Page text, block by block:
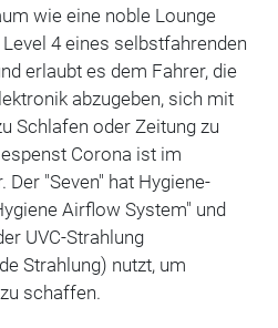
wie eine noble Lounge
4 eines selbstfahrenden
erlaubt es dem Fahrer, die
abzugeben, sich mit
Schlafen oder Zeitung zu
Corona ist im
"Seven" hat Hygiene-
Airflow System" und
UVC-Strahlung
Strahlung) nutzt, um
schaffen.